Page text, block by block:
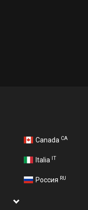
Canada CA
Italia IT
Россия RU